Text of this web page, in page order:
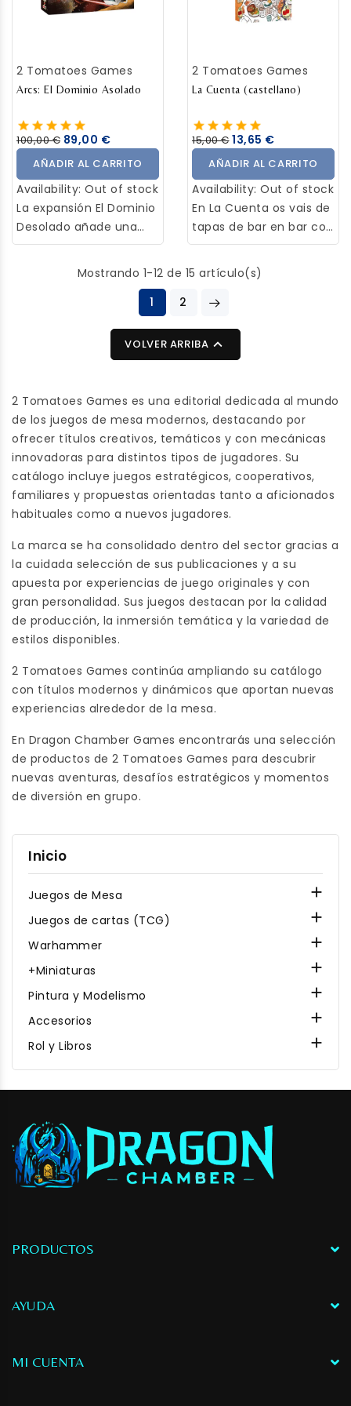
Imperio distante,
son libres para competir
por el dominio, ya sea
recolección de recursos
escasos o la intriga
diplomática. Prepárate
para giros dramáticos
mientras te lanzas a
esta lucha galáctica
2 Tomatoes Games
Arcs: El Dominio Asolado
100,00 € 89,00 €
AÑADIR AL CARRITO
Availability: Out of stock
La expansión El Dominio
Desolado añade una
innovadora campaña a
Arcs. A lo largo de una
los jugadores guiarán a
sus facciones en una
épica saga de ciencia
ficción donde cada
2 Tomatoes Games
La Cuenta (castellano)
15,00 € 13,65 €
AÑADIR AL CARRITO
Availability: Out of stock
En La Cuenta os vais de
tapas de bar en bar con
vuestro grupillo. En
cada bar alguien tendrá
que pagar la cuenta -
¡intenta no ser tú!
alguien se quedará sin
dinero. Cuando eso
quede más dinero.
Mostrando 1-12 de 15 artículo(s)
1
2
VOLVER ARRIBA 
2 Tomatoes Games es una editorial dedicada al mundo
de los juegos de mesa modernos, destacando por
ofrecer títulos creativos, temáticos y con mecánicas
innovadoras para distintos tipos de jugadores. Su
catálogo incluye juegos estratégicos, cooperativos,
familiares y propuestas orientadas tanto a aficionados
habituales como a nuevos jugadores.
La marca se ha consolidado dentro del sector gracias a
la cuidada selección de sus publicaciones y a su
apuesta por experiencias de juego originales y con
gran personalidad. Sus juegos destacan por la calidad
de producción, la inmersión temática y la variedad de
estilos disponibles.
2 Tomatoes Games continúa ampliando su catálogo
con títulos modernos y dinámicos que aportan nuevas
experiencias alrededor de la mesa.
En Dragon Chamber Games encontrarás una selección
de productos de 2 Tomatoes Games para descubrir
nuevas aventuras, desafíos estratégicos y momentos
de diversión en grupo.
Inicio
Juegos de Mesa 
Juegos de cartas (TCG) 
Warhammer 
+Miniaturas 
Pintura y Modelismo 
Accesorios 
Rol y Libros 
PRODUCTOS
AYUDA
MI CUENTA